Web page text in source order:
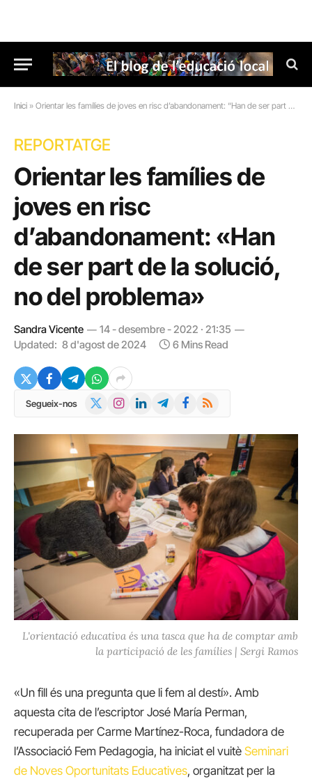
Inici » Orientar les famílies de joves en risc d’abandonament: “Han de ser part de la solució, no del problema”
REPORTATGE
Orientar les famílies de
joves en risc
d’abandonament: «Han
de ser part de la solució,
no del problema»
Sandra Vicente
14 - desembre - 2022 · 21:35
Updated: 8 d'agost de 2024 6 Mins Read
Segueix-nos InstagramLinkedInTelegramFacebook
RSS
L'orientació educativa és una tasca que ha de comptar amb
la participació de les famílies | Sergi Ramos
«Un fill és una pregunta que li fem al destí». Amb
aquesta cita de l’escriptor José María Perman,
recuperada per Carme Martínez-Roca, fundadora de
l’Associació Fem Pedagogia, ha iniciat el vuitè Seminari
de Noves Oportunitats Educatives, organitzat per la